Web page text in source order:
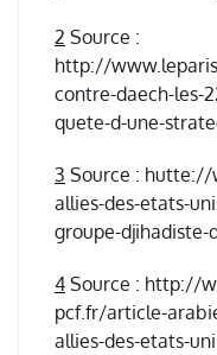
2 Source :
http://
contre-daech-les-
quete-d-une-
3 Source :
allies-des-etats-
groupe-djihadiste-
4 Source : http://
pcf.fr/article-
allies-des-etats-